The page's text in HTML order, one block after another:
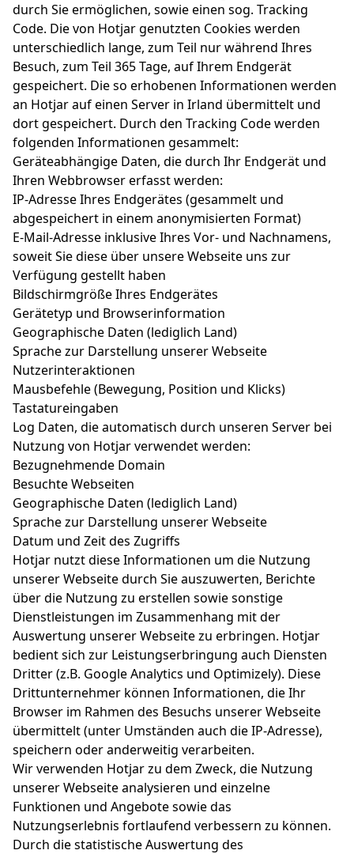
durch Sie ermöglichen, sowie einen sog. Tracking
Code. Die von Hotjar genutzten Cookies werden
unterschiedlich lange, zum Teil nur während Ihres
Besuch, zum Teil 365 Tage, auf Ihrem Endgerät
gespeichert. Die so erhobenen Informationen werden
an Hotjar auf einen Server in Irland übermittelt und
dort gespeichert. Durch den Tracking Code werden
folgenden Informationen gesammelt:
Geräteabhängige Daten, die durch Ihr Endgerät und
Ihren Webbrowser erfasst werden:
IP-Adresse Ihres Endgerätes (gesammelt und
abgespeichert in einem anonymisierten Format)
E-Mail-Adresse inklusive Ihres Vor- und Nachnamens,
soweit Sie diese über unsere Webseite uns zur
Verfügung gestellt haben
Bildschirmgröße Ihres Endgerätes
Gerätetyp und Browserinformation
Geographische Daten (lediglich Land)
Sprache zur Darstellung unserer Webseite
Nutzerinteraktionen
Mausbefehle (Bewegung, Position und Klicks)
Tastatureingaben
Log Daten, die automatisch durch unseren Server bei
Nutzung von Hotjar verwendet werden:
Bezugnehmende Domain
Besuchte Webseiten
Geographische Daten (lediglich Land)
Sprache zur Darstellung unserer Webseite
Datum und Zeit des Zugriffs
Hotjar nutzt diese Informationen um die Nutzung
unserer Webseite durch Sie auszuwerten, Berichte
über die Nutzung zu erstellen sowie sonstige
Dienstleistungen im Zusammenhang mit der
Auswertung unserer Webseite zu erbringen. Hotjar
bedient sich zur Leistungserbringung auch Diensten
Dritter (z.B. Google Analytics und Optimizely). Diese
Drittunternehmer können Informationen, die Ihr
Browser im Rahmen des Besuchs unserer Webseite
übermittelt (unter Umständen auch die IP-Adresse),
speichern oder anderweitig verarbeiten.
Wir verwenden Hotjar zu dem Zweck, die Nutzung
unserer Webseite analysieren und einzelne
Funktionen und Angebote sowie das
Nutzungserlebnis fortlaufend verbessern zu können.
Durch die statistische Auswertung des